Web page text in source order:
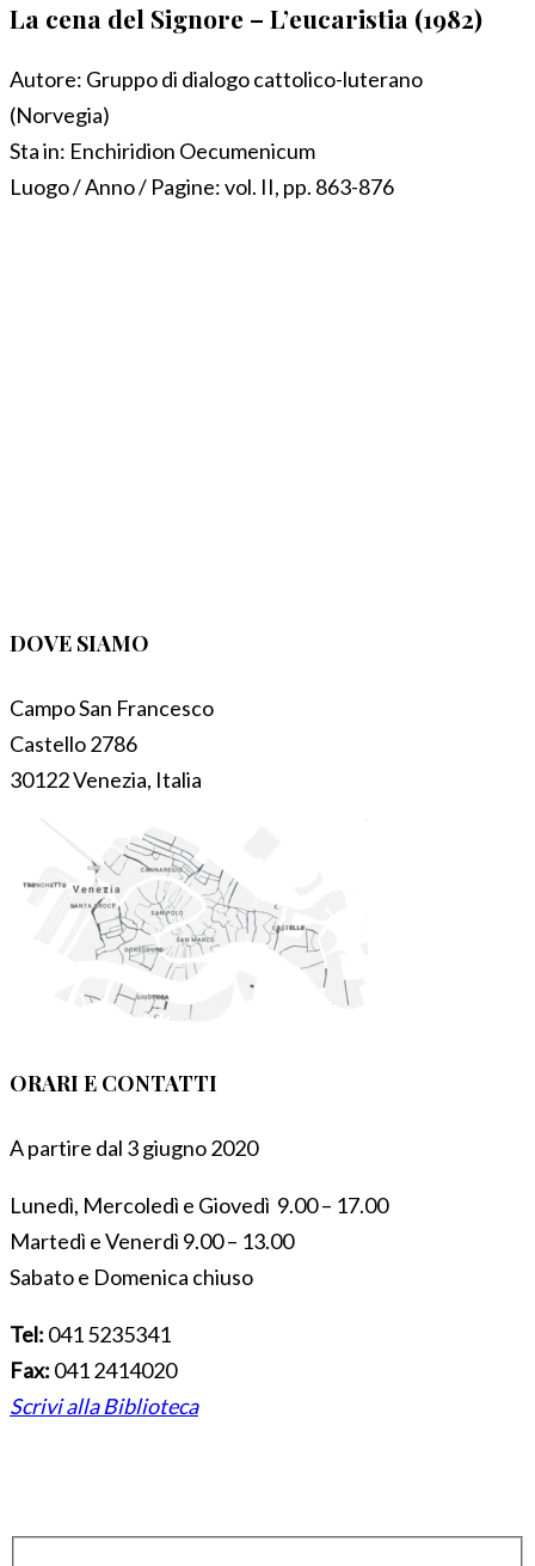
La cena del Signore – L’eucaristia (1982)
Autore: Gruppo di dialogo cattolico-luterano
(Norvegia)
Sta in: Enchiridion Oecumenicum
Luogo / Anno / Pagine:vol. II, pp. 863-876
DOVE SIAMO
Campo San Francesco
Castello 2786
30122 Venezia, Italia
ORARI E CONTATTI
A partire dal 3 giugno 2020
Lunedì, Mercoledì e Giovedì 9.00 – 17.00
Martedì e Venerdì 9.00 – 13.00
Sabato e Domenica chiuso
Tel: 041 5235341
Fax: 041 2414020
Scrivi alla Biblioteca